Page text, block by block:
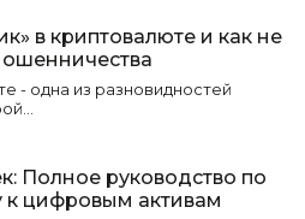
в криптовалюте и как не
- одна из разновидностей
Полное руководство по
к цифровым активам